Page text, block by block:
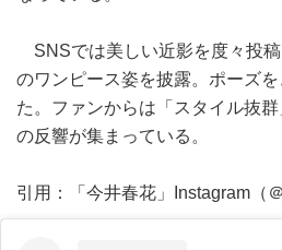
SNSでは美しい近影を度々投
のワンピース姿を披露。ポーズ
た。ファンからは「スタイル抜
の反響が集まっている。
引用：「今井春花」Instagram（